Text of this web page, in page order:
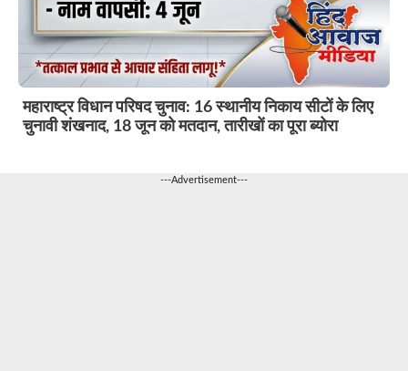
महाराष्ट्र विधान परिषद चुनाव: 16 स्थानीय निकाय सीटों के लिए
चुनावी शंखनाद, 18 जून को मतदान, तारीखों का पूरा ब्योरा
---Advertisement---